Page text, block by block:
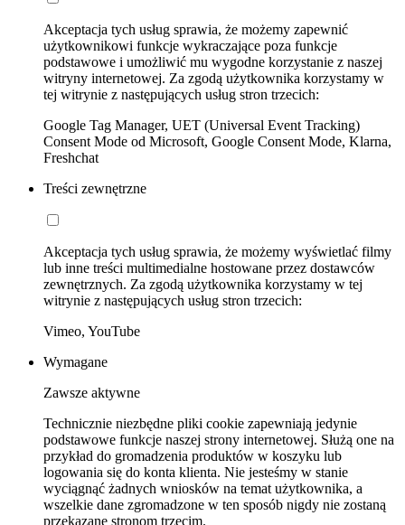
Akceptacja tych usług sprawia, że możemy zapewnić
użytkownikowi funkcje wykraczające poza funkcje
podstawowe i umożliwić mu wygodne korzystanie z naszej
witryny internetowej. Za zgodą użytkownika korzystamy w
tej witrynie z następujących usług stron trzecich:
Google Tag Manager, UET (Universal Event Tracking)
Consent Mode od Microsoft, Google Consent Mode, Klarna,
Freshchat
Treści zewnętrzne
Akceptacja tych usług sprawia, że możemy wyświetlać filmy
lub inne treści multimedialne hostowane przez dostawców
zewnętrznych. Za zgodą użytkownika korzystamy w tej
witrynie z następujących usług stron trzecich:
Vimeo, YouTube
Wymagane
Zawsze aktywne
Technicznie niezbędne pliki cookie zapewniają jedynie
podstawowe funkcje naszej strony internetowej. Służą one na
przykład do gromadzenia produktów w koszyku lub
logowania się do konta klienta. Nie jesteśmy w stanie
wyciągnąć żadnych wniosków na temat użytkownika, a
wszelkie dane zgromadzone w ten sposób nigdy nie zostaną
przekazane stronom trzecim.